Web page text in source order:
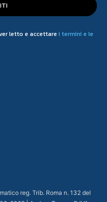
letto e accettare i termini e le
reg. Trib. Roma n. 132 del